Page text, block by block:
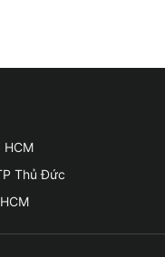
áp suất lốp cho xe
cho xe VinFast
một cách tự nhiên
HCM
Thủ Đức